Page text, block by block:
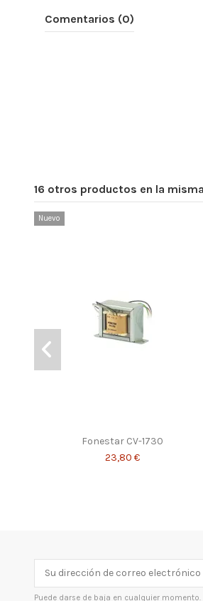
Comentarios (0)
16 otros productos en la
Nuevo
Fonestar CV-1730
23,80 €
Puede darse de baja en cualquier momento.